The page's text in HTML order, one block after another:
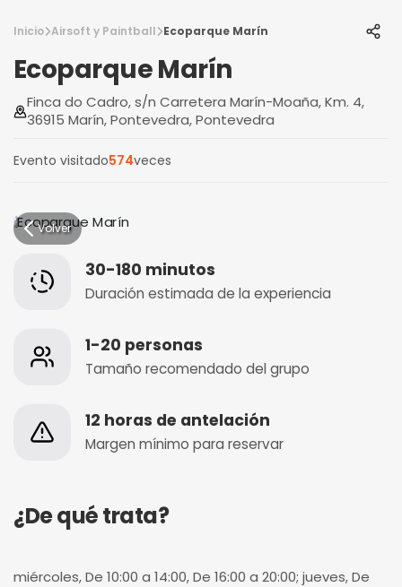
Inicio Airsoft y Paintball Ecoparque Marín
Ecoparque Marín
Finca do Cadro, s/n Carretera Marín-Moaña, Km. 4,
36915 Marín, Pontevedra, Pontevedra
Evento visitado574veces
Volver
30-180 minutos
Duración estimada de la experiencia
1-20 personas
Tamaño recomendado del grupo
12 horas de antelación
Margen mínimo para reservar
¿De qué trata?
miércoles, De 10:00 a 14:00, De 16:00 a 20:00; jueves, De